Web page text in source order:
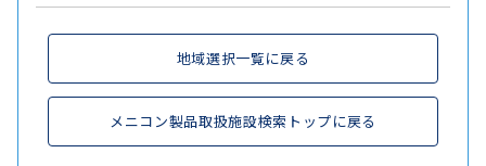
地域選択一覧に戻る
メニコン製品取扱施設検索トップに戻る